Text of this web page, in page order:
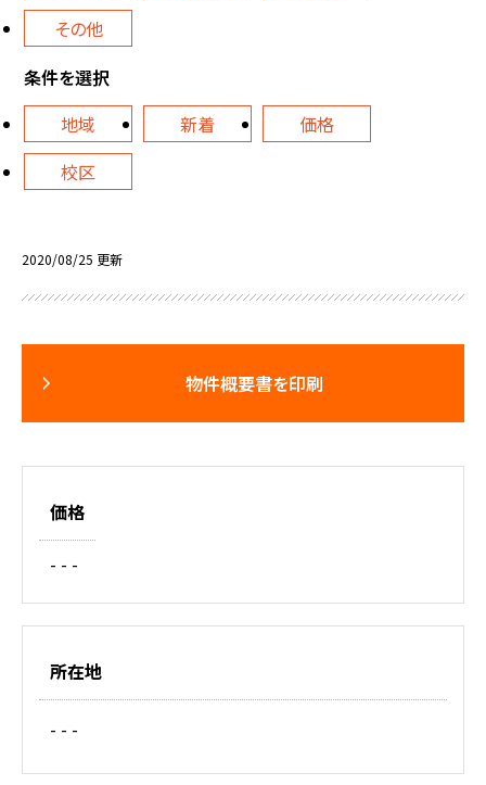
その他
条件を選択
地域
新着
価格
校区
2020/08/25 更新
物件概要書を印刷
価格
- - -
所在地
- - -